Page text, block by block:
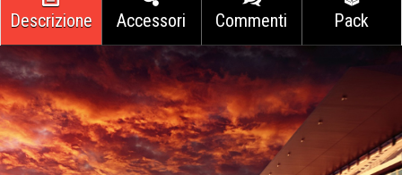
Descrizione Accessori Commenti Pack